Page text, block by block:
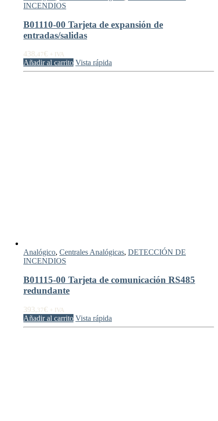
INCENDIOS
B01110-00 Tarjeta de expansión de
entradas/salidas
438,47€ + IVA
Añadir al carrito Vista rápida
Analógico, Centrales Analógicas, DETECCIÓN DE
INCENDIOS
B01115-00 Tarjeta de comunicación RS485
redundante
393,37€ + IVA
Añadir al carrito Vista rápida